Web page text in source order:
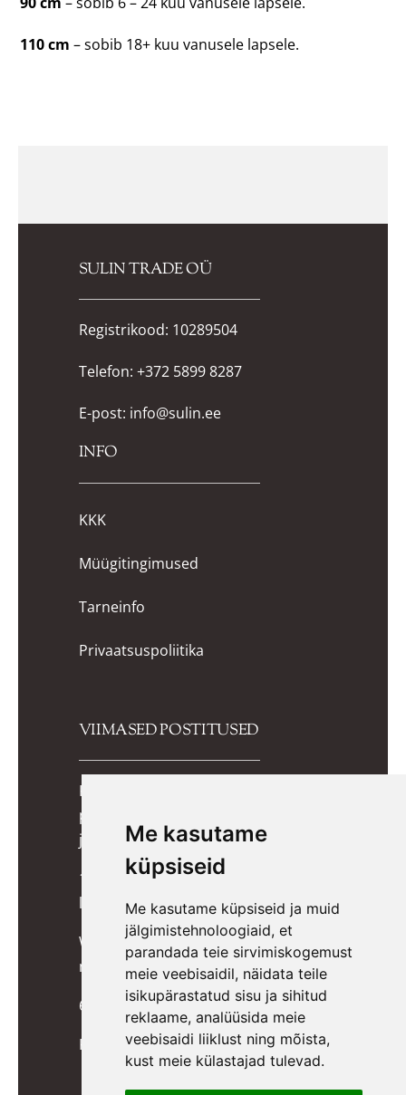
Me kasutame
küpsiseid
Me kasutame küpsiseid ja muid
jälgimistehnoloogiaid, et
parandada teie sirvimiskogemust
meie veebisaidil, näidata teile
isikupärastatud sisu ja sihitud
reklaame, analüüsida meie
veebisaidi liiklust ning mõista,
kust meie külastajad tulevad.
110 cm – sobib 18+ kuu vanusele lapsele.
SULIN TRADE OÜ
Registrikood: 10289504
Telefon: +372 5899 8287
E-post: info@sulin.ee
INFO
KKK
Müügitingimused
Tarneinfo
Privaatsuspoliitika
VIIMASED POSTITUSED
Kuidas valida lapsele õiged
potitreeningupüksid? Praktiline
juhend lapsevanemale
10 lõbusat mängu, mis toetavad
lapse kognitiivset arengut
Wigiwama kott-toolid, pehmed
mänguklotsid ja mööbel lastele
6 ideed päkapikkudele
Kuidas õpetada last potil käima?